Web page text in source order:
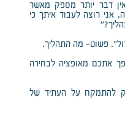
דבר יותר מספק מאשר
אני רוצה לעבוד איתך כי
פשוט- מה התהליך.
אתכם מאופציה לבחירה
להתמקח על העתיד של